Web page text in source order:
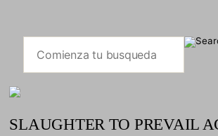
SLAUGHTER TO PREVAIL